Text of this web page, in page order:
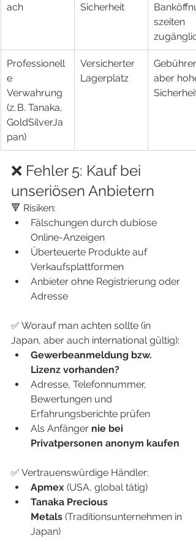
ach
Sicherheit
szeiten
Professionell
e
Verwahrung
(z. B. Tanaka,
GoldSilverJa
pan)
Versicherter
Lagerplatz
aber hohe
Sicherheit
❌ Fehler 5: Kauf bei
unseriösen Anbietern
🔻 Risiken:
Fälschungen durch dubiose
Online-Anzeigen
Überteuerte Produkte auf
Verkaufsplattformen
Anbieter ohne Registrierung oder
Adresse
✅ Worauf man achten sollte (in
Japan, aber auch international gültig):
Gewerbeanmeldung bzw.
Lizenz vorhanden?
Adresse, Telefonnummer,
Bewertungen und
Erfahrungsberichte prüfen
Als Anfänger nie bei
Privatpersonen anonym kaufen
✅ Vertrauenswürdige Händler:
Apmex (USA, global tätig)
Tanaka Precious
Metals (Traditionsunternehmen in
Japan)